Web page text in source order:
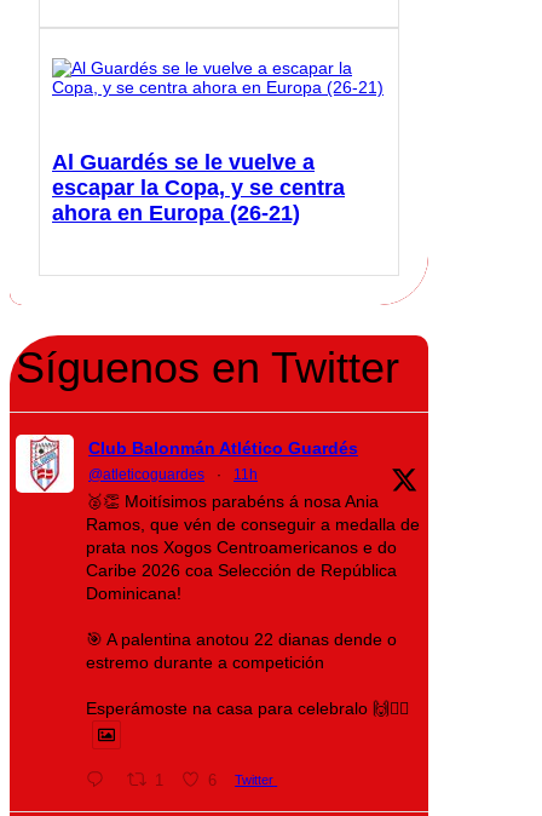
Al Guardés se le vuelve a
escapar la Copa, y se centra
ahora en Europa (26-21)
Síguenos en Twitter
Club Balonmán Atlético Guardés
@atleticoguardes · 11h
🥈👏 Moitísimos parabéns á nosa Ania
Ramos, que vén de conseguir a medalla de
prata nos Xogos Centroamericanos e do
Caribe 2026 coa Selección de República
Dominicana!
🎯 A palentina anotou 22 dianas dende o
estremo durante a competición
Esperámoste na casa para celebralo 🙌❤️‍🔥
1 6 Twitter